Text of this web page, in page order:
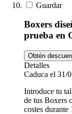
Guardar
Boxers
prueba en
Obtén
Detalles
Caduca el 31/
Introduce tu
de tus Boxers
costes